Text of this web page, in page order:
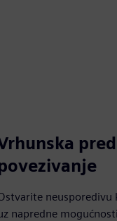
neusporedivu
napredne